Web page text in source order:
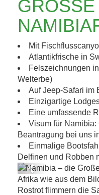
GROSSE N
Mit
Atlantikfrische in
Felszeichnungen
Welterbe)
Auf Jeep-Safari im
Einzigartige
Eine umfassende
Visum für Namibia:
Beantragung bei uns
Einmalige
Delfinen und Robben
Namibia –
Previous
Afrika wie aus dem
Rostrot flimmern die